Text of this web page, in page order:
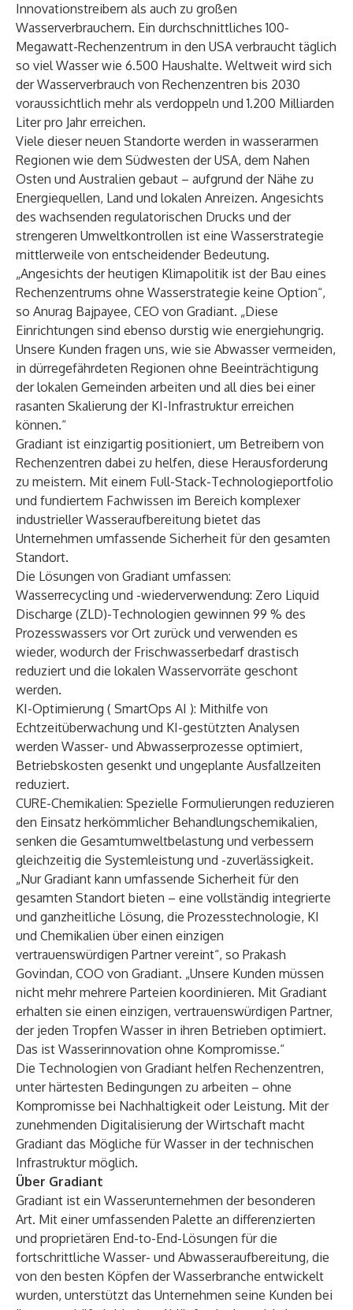
Innovationstreibern als auch zu großen
Wasserverbrauchern. Ein durchschnittliches 100-
Megawatt-Rechenzentrum in den USA verbraucht täglich
so viel Wasserwie 6.500 Haushalte. Weltweit wird sich
der Wasserverbrauch von Rechenzentren bis 2030
voraussichtlich mehr als verdoppeln und 1.200 Milliarden
Liter pro Jahr erreichen.
Viele dieser neuen Standorte werden in wasserarmen
Regionen wie dem Südwesten der USA, dem Nahen
Osten und Australien gebaut – aufgrund der Nähe zu
Energiequellen, Land und lokalen Anreizen. Angesichts
des wachsenden regulatorischen Drucks und der
strengeren Umweltkontrollen ist eine Wasserstrategie
mittlerweile von entscheidender Bedeutung.
„Angesichts der heutigen Klimapolitik ist der Bau eines
Rechenzentrums ohne Wasserstrategie keine Option“,
so Anurag Bajpayee, CEO von Gradiant. „Diese
Einrichtungen sind ebenso durstig wie energiehungrig.
Unsere Kunden fragen uns, wie sie Abwasser vermeiden,
in dürregefährdeten Regionen ohne Beeinträchtigung
der lokalen Gemeinden arbeiten und all dies bei einer
rasanten Skalierung der KI-Infrastruktur erreichen
können.“
Gradiant ist einzigartig positioniert, um Betreibern von
Rechenzentren dabei zu helfen, diese Herausforderung
zu meistern. Mit einem Full-Stack-Technologieportfolio
und fundiertem Fachwissen im Bereich komplexer
industrieller Wasseraufbereitung bietet das
Unternehmen umfassende Sicherheit für den gesamten
Standort.
Die Lösungen von Gradiant umfassen:
Wasserrecycling und -wiederverwendung: Zero Liquid
Discharge (ZLD)-Technologien gewinnen 99 % des
Prozesswassers vor Ort zurück und verwenden es
wieder, wodurch der Frischwasserbedarf drastisch
reduziert und die lokalen Wasservorräte geschont
werden.
KI-Optimierung ( SmartOps AI ): Mithilfe von
Echtzeitüberwachung und KI-gestützten Analysen
werden Wasser- und Abwasserprozesse optimiert,
Betriebskosten gesenkt und ungeplante Ausfallzeiten
reduziert.
CURE-Chemikalien: Spezielle Formulierungen reduzieren
den Einsatz herkömmlicher Behandlungschemikalien,
senken die Gesamtumweltbelastung und verbessern
gleichzeitig die Systemleistung und -zuverlässigkeit.
„Nur Gradiant kann umfassende Sicherheit für den
gesamten Standort bieten – eine vollständig integrierte
und ganzheitliche Lösung, die Prozesstechnologie, KI
und Chemikalien über einen einzigen
vertrauenswürdigen Partner vereint“, so Prakash
Govindan, COO von Gradiant. „Unsere Kunden müssen
nicht mehr mehrere Parteien koordinieren. Mit Gradiant
erhalten sie einen einzigen, vertrauenswürdigen Partner,
der jeden Tropfen Wasser in ihren Betrieben optimiert.
Das ist Wasserinnovation ohne Kompromisse.“
Die Technologien von Gradiant helfen Rechenzentren,
unter härtesten Bedingungen zu arbeiten – ohne
Kompromisse bei Nachhaltigkeit oder Leistung. Mit der
zunehmenden Digitalisierung der Wirtschaft macht
Gradiant das Mögliche für Wasser in der technischen
Infrastruktur möglich.
Über Gradiant
Gradiant ist ein Wasserunternehmen der besonderen
Art. Mit einer umfassenden Palette an differenzierten
und proprietären End-to-End-Lösungen für die
fortschrittliche Wasser- und Abwasseraufbereitung, die
von den besten Köpfen der Wasserbranche entwickelt
wurden, unterstützt das Unternehmen seine Kunden bei